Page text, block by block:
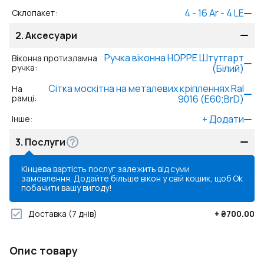
Склопакет:
4 - 16 Ar - 4 LE
2.Аксесуари
Віконна протизламна
ручка:
Ручка віконна HOPPE Штутгарт
(Білий)
На
рамці:
Сітка москітна на металевих кріпленнях Ral
9016 (Е60;BrD)
Інше: +Додати
3. Послуги
Кінцева вартість послуг залежить від суми
замовлення. Додайте більше вікон у свій кошик, щоб
побачити вашу вигоду!
Ok
Доставка (7 днів) + ₴700.00
Опис товару